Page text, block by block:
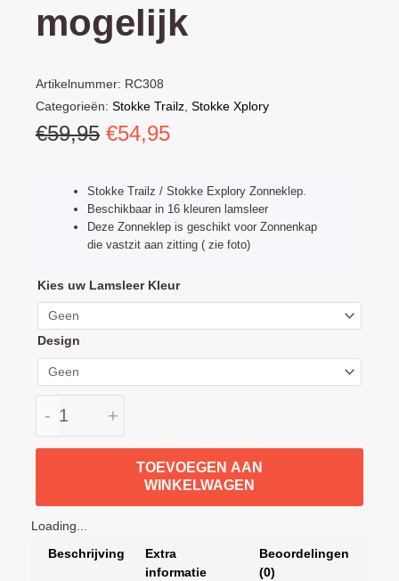
mogelijk
Artikelnummer: RC308
Categorieën: Stokke Trailz, Stokke Xplory
€59,95 Oorspronkelijke
was:
€59,95.
€54,95Huidige
is:
€54,95.
Stokke Trailz / Stokke Explory Zonneklep.
Beschikbaar in 16 kleuren lamsleer
Deze Zonneklep is geschikt voor Zonnenkap
die vastzit aan zitting ( zie foto)
Kies uw Lamsleer Kleur
Design
-
Stokke
Trailz
Zonneklep
echt
Leer
12
kleuren
+
TOEVOEGEN AAN
WINKELWAGEN
Loading...
Beschrijving
Extra
informatie
Beoordelingen
(0)